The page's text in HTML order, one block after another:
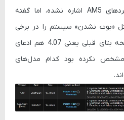
مشکل خرابی CPU در مادربردهای AM5 اشاره نشده، اما گفته
«بوت نشدن» سیستم را در برخی
پردازنده‌ها برطرف می‌کند. نسخه بتای قبلی یعنی 4.07 هم ادعای
نکرده بود کدام مدل‌های